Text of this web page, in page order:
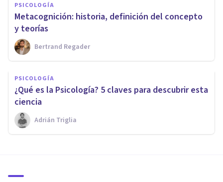
PSICOLOGÍA
Metacognición: historia, definición del concepto
y teorías
Bertrand Regader
PSICOLOGÍA
¿Qué es la Psicología? 5 claves para descubrir esta
ciencia
Adrián Triglia